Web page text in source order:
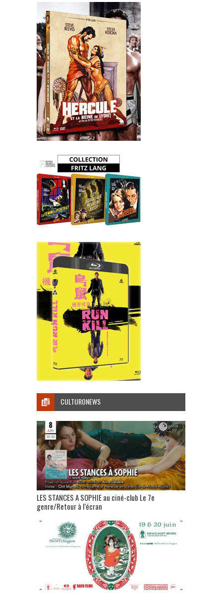
CULTURONEWS
LES STANCES A SOPHIE au ciné-club Le 7e
genre/Retour à l’écran